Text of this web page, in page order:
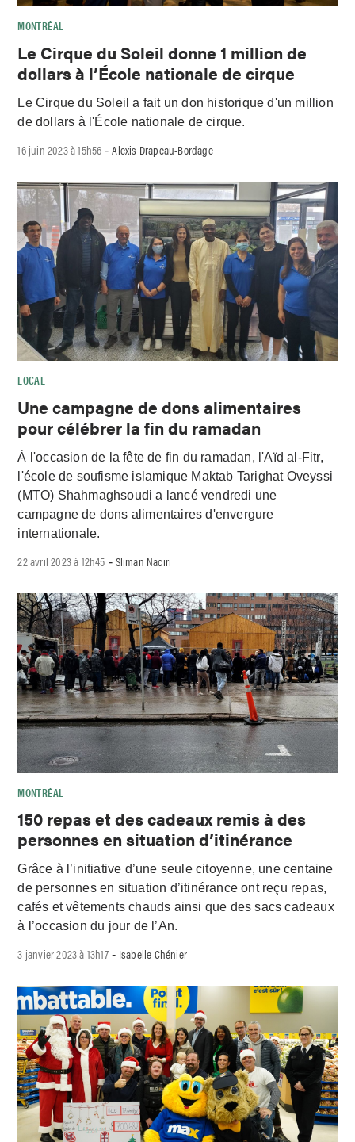
MONTRÉAL
Le Cirque du Soleil donne 1 million de
dollars à l’École nationale de cirque
Le Cirque du Soleil a fait un don historique d'un million
de dollars à l'École nationale de cirque.
16 juin 2023 à 15h56 -Alexis Drapeau-Bordage
LOCAL
Une campagne de dons alimentaires
pour célébrer la fin du ramadan
À l'occasion de la fête de fin du ramadan, l'Aïd al-Fitr,
l'école de soufisme islamique Maktab Tarighat Oveyssi
(MTO) Shahmaghsoudi a lancé vendredi une
campagne de dons alimentaires d'envergure
internationale.
22 avril 2023 à 12h45 - Sliman Naciri
MONTRÉAL
150 repas et des cadeaux remis à des
personnes en situation d’itinérance
Grâce à l’initiative d’une seule citoyenne, une centaine
de personnes en situation d’itinérance ont reçu repas,
cafés et vêtements chauds ainsi que des sacs cadeaux
à l’occasion du jour de l’An.
3 janvier 2023 à 13h17- Isabelle Chénier